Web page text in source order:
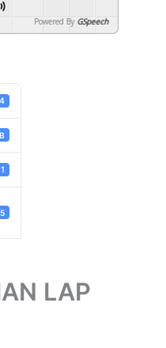
Powered By GSpeech
4
1
LAP